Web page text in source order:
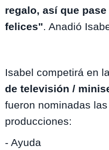
regalo, así que
felices". Anadió
Isabel competirá en
de televisión /
fueron nominadas
producciones:
- Ayuda